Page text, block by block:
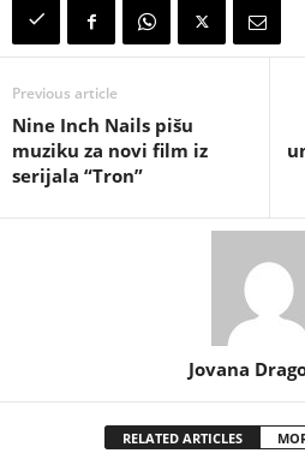
Previous article
Nine Inch Nails pišu
muziku za novi film iz
serijala “Tron”
Jovana
RELATED ARTICLES